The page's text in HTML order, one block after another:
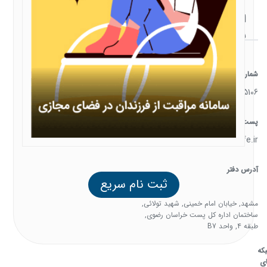
ثبت نام سریع
ارتباط
با ما
شماره تماس
05138385106
پست الکترونیک
support@familysafe.ir
آدرس دفتر
مشهد, خیابان امام خمینی, شهید تولائی,
ساختمان اداره کل پست خراسان رضوی,
طبقه 4, واحد B7